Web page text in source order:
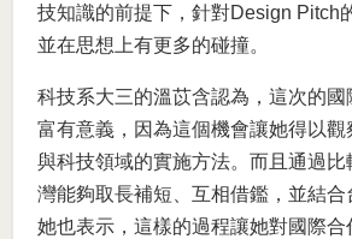
技知識的前提下，針對Design Pitch
並在思想上有更多的碰撞。
科技系大三的溫苡含認為，這次的國
富有意義，因為這個機會讓她得以
與科技領域的實施方法。而且通過比
灣能夠取長補短、互相借鑑，並結合
她也表示，這樣的過程讓她對國際合